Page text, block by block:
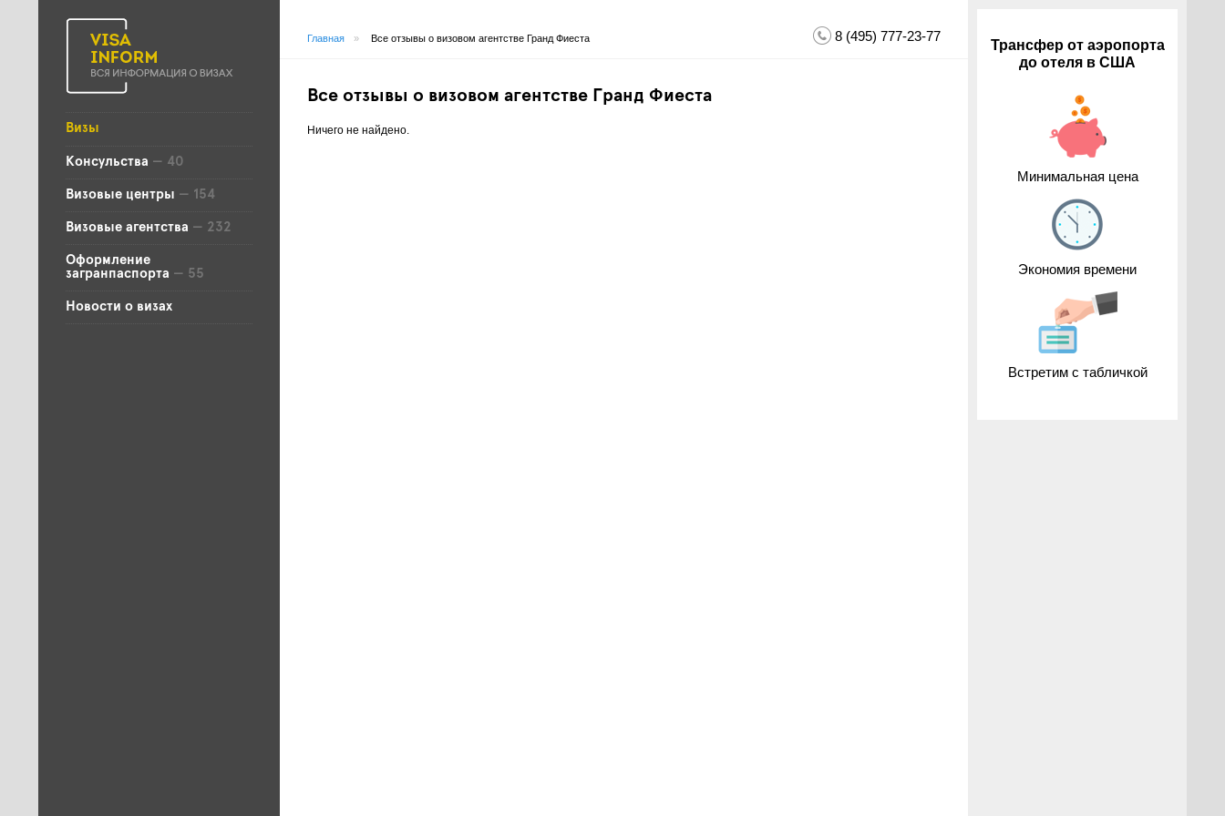
Визы
Консульства — 40
Визовые центры — 154
Визовые агентства — 232
Оформление
загранпаспорта — 55
Новости о визах
Главная » Все отзывы о визовом агентстве Гранд Фиеста 8 (495) 777-23-77
Все отзывы о визовом агентстве Гранд Фиеста
Ничего не найдено.
Трансфер от аэропорта
до отеля в США
Минимальная цена
Экономия времени
Встретим с табличкой